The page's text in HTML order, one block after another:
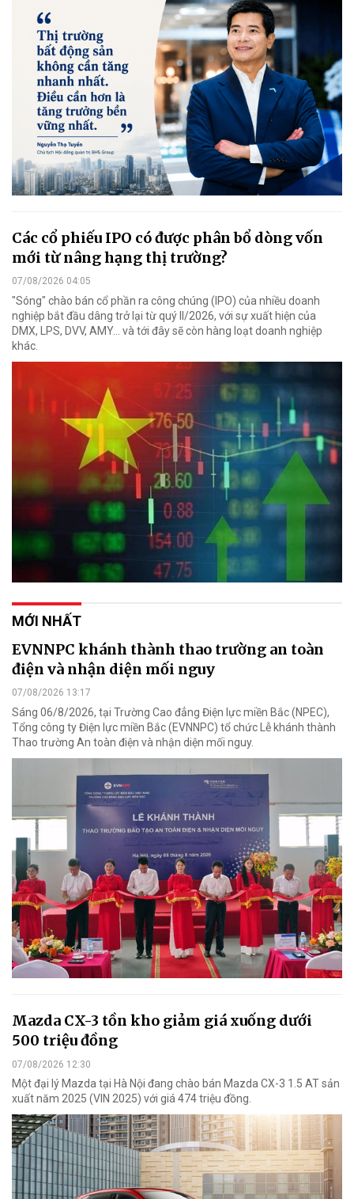
Các cổ phiếu IPO có được phân bổ dòng vốn
mới từ nâng hạng thị trường?
07/08/2026 04:05
"Sóng" chào bán cổ phần ra công chúng (IPO) của nhiều doanh
nghiệp bắt đầu dâng trở lại từ quý II/2026, với sự xuất hiện của
DMX, LPS, DVV, AMY... và tới đây sẽ còn hàng loạt doanh nghiệp
khác.
MỚI NHẤT
EVNNPC khánh thành thao trường an toàn
điện và nhận diện mối nguy
07/08/2026 13:17
Sáng 06/8/2026, tại Trường Cao đẳng Điện lực miền Bắc (NPEC),
Tổng công ty Điện lực miền Bắc (EVNNPC) tổ chức Lễ khánh thành
Thao trường An toàn điện và nhận diện mối nguy.
Mazda CX-3 tồn kho giảm giá xuống dưới
500 triệu đồng
07/08/2026 12:30
Một đại lý Mazda tại Hà Nội đang chào bán Mazda CX-3 1.5 AT sản
xuất năm 2025 (VIN 2025) với giá 474 triệu đồng.